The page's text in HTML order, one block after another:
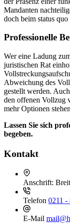
Mandanten
doch beim status quo
Professionelle
Wer eine Ladung
juristischen Rat
Abweichung des
gestellt werden.
den offenen Vollzug
mehr Optionen
Lassen Sie sich
begeben.
Kontakt
Anschrift:
Telefon 0211 -
E-Mail